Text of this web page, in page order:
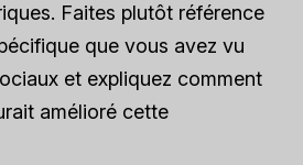
Faites plutôt référence
que vous avez vu
et expliquez comment
amélioré cette